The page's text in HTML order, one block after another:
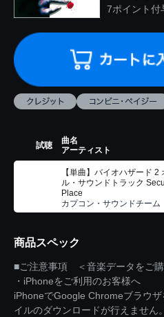
7ポイント付
試聴
曲名
アーティスト
【単曲】バイオハザード 2
ル・サウンドトラック
Place
カプコン・サウンドチーム
商品スペック
■ご注意事項 ＜音楽データをご購
・iPhoneをご利用のお客様へ
iPhoneでGoogle Chromeブラウ
イルのダウンロードが行えません。